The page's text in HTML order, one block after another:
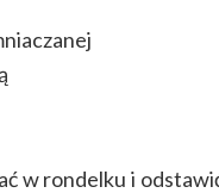
w rondelku i